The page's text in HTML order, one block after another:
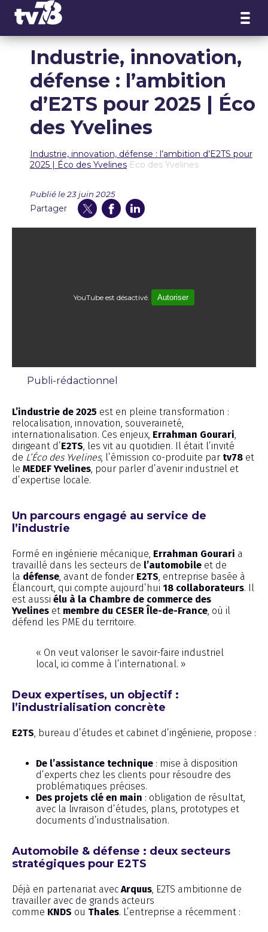
Industrie, innovation,
défense : l’ambition
d’E2TS pour 2025 | Éco
des Yvelines
Industrie, innovation, défense : l’ambition d’E2TS pour
2025 | Éco des Yvelines Eco des Yvelines
Publié le 23 juin 2025
Partager
YouTube est désactivé. Autoriser
Publi-rédactionnel
L’industrie de 2025 est en pleine transformation :
relocalisation, innovation, souveraineté,
internationalisation. Ces enjeux, Errahman Gourari
dirigeant d’E2TS , les vit au quotidien. Il était l’invité
de L’Éco des Yvelines, l’émission co-produite par tv78 et
le MEDEF Yvelines , pour parler d’avenir industriel et
d’expertise locale.
Un parcours engagé au service de
l’industrie
Formé en ingénierie mécanique, Errahman Gourari a
travaillé dans les secteurs de l’automobile et de
la défense , avant de fonder E2TS , entreprise basée à
Élancourt, qui compte aujourd’hui 18 collaborateurs. Il
est aussi élu à la Chambre de commerce des
Yvelines et membre du CESER Île-de-France , où il
défend les PME du territoire.
« On veut valoriser le savoir-faire industriel
local, ici comme à l’international. »
Deux expertises, un objectif :
l’industrialisation concrète
E2TS , bureau d’études et cabinet d’ingénierie, propose :
De l’assistance technique : mise à disposition
d’experts chez les clients pour résoudre des
problématiques précises.
Des projets clé en main : obligation de résultat,
avec la livraison d’études, plans, prototypes et
documents d’industrialisation.
Automobile & défense : deux secteurs
stratégiques pour E2TS
Déjà en partenariat avec Arquus , E2TS ambitionne de
travailler avec de grands acteurs
comme KNDS ou Thales. L’entreprise a récemment :
Panneau de gestion des cookies